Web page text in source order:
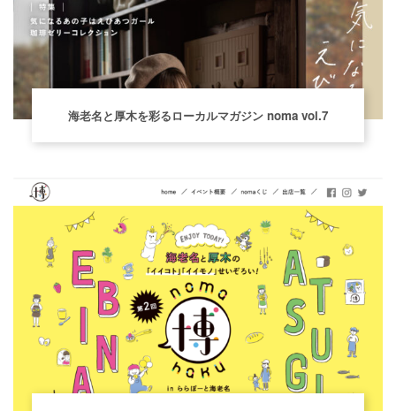
海老名と厚木を彩るローカルマガジン noma vol.7